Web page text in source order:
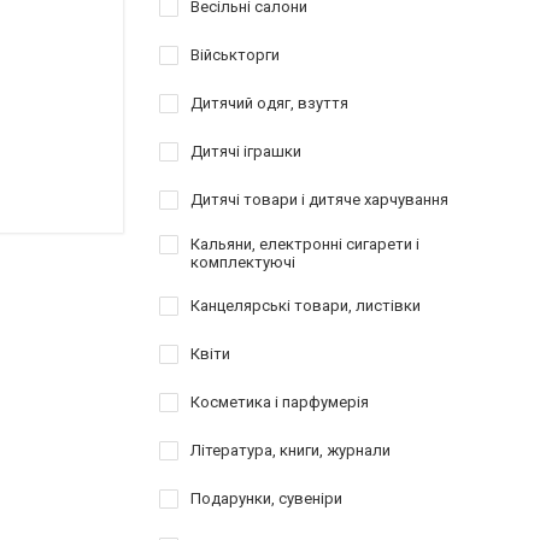
Весільні салони
Військторги
Дитячий одяг, взуття
Дитячі іграшки
Дитячі товари і дитяче харчування
Кальяни, електронні сигарети і
комплектуючі
Канцелярські товари, листівки
Квіти
Косметика і парфумерія
Література, книги, журнали
Подарунки, сувеніри